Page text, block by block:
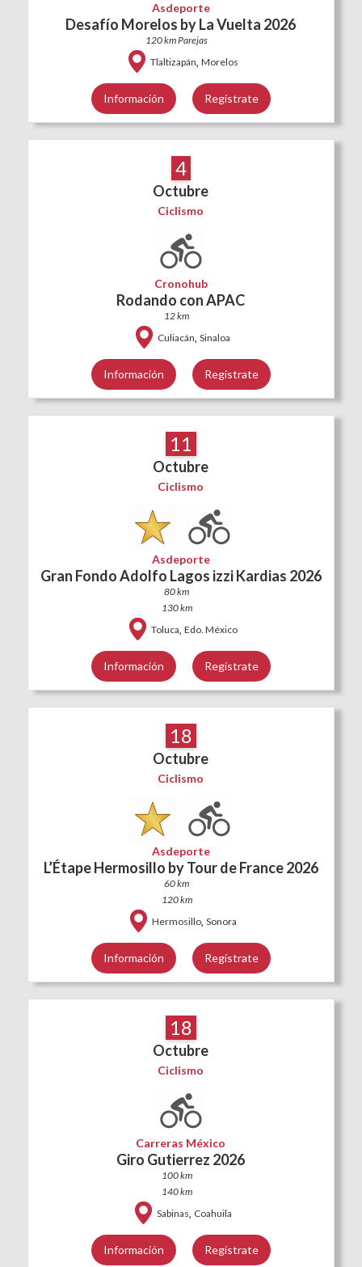
Asdeporte
Desafío Morelos by La Vuelta 2026
120 km Parejas
Tlaltizapán, Morelos
Información Regístrate
4
Octubre
Ciclismo
Cronohub
Rodando con APAC
12 km
Culiacán, Sinaloa
Información Regístrate
11
Octubre
Ciclismo
Asdeporte
Gran Fondo Adolfo Lagos izzi Kardias 2026
80 km
130 km
Toluca, Edo. México
Información Regístrate
18
Octubre
Ciclismo
Asdeporte
L’Étape Hermosillo by Tour de France 2026
60 km
120 km
Hermosillo, Sonora
Información Regístrate
18
Octubre
Ciclismo
Carreras México
Giro Gutierrez 2026
100 km
140 km
Sabinas, Coahuila
Información Regístrate